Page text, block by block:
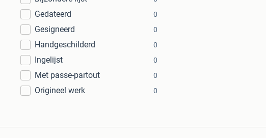
Gedateerd 0
Gesigneerd 0
Handgeschilderd 0
Ingelijst 0
Met passe-partout 0
Origineel werk 0